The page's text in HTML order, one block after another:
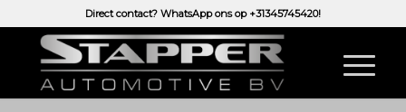
Direct contact? WhatsApp ons op +31345745420!